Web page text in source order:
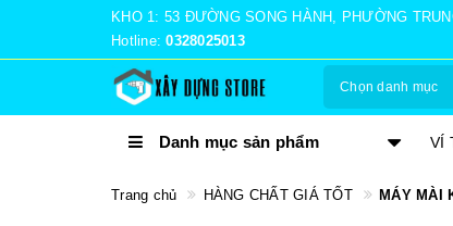
KHO 1: 53 ĐƯỜNG SONG HÀNH, PHƯỜNG
Hotline:0328025013
Chọn danh mục
Danh mục sản phẩm
TRẢ GÓP 0% VÍ
Trang chủ HÀNG CHẤT GIÁ TỐT MÁY MÀI